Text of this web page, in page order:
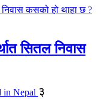
सितल निवास
३